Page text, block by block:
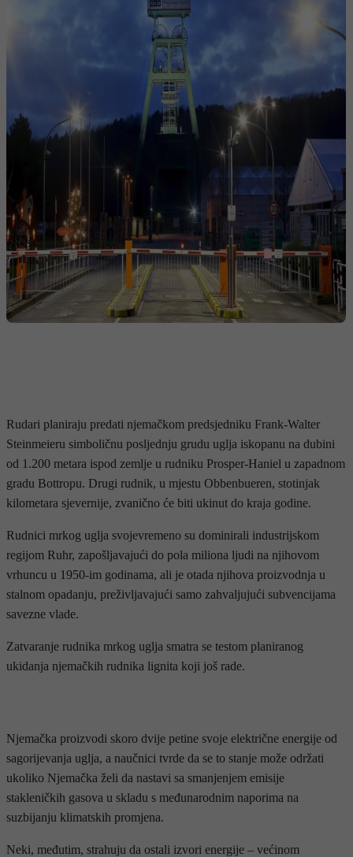
Rudari planiraju predati njemačkom predsjedniku Frank-Walter
Steinmeieru simboličnu posljednju grudu uglja iskopanu na dubini
od 1.200 metara ispod zemlje u rudniku Prosper-Haniel u zapadnom
gradu Bottropu. Drugi rudnik, u mjestu Obbenbueren, stotinjak
kilometara sjevernije, zvanično će biti ukinut do kraja godine.
Rudnici mrkog uglja svojevremeno su dominirali industrijskom
regijom Ruhr, zapošljavajući do pola miliona ljudi na njihovom
vrhuncu u 1950-im godinama, ali je otada njihova proizvodnja u
stalnom opadanju, preživljavajući samo zahvaljujući subvencijama
savezne vlade.
Zatvaranje rudnika mrkog uglja smatra se testom planiranog
ukidanja njemačkih rudnika lignita koji još rade.
Njemačka proizvodi skoro dvije petine svoje električne energije od
sagorijevanja uglja, a naučnici tvrde da se to stanje može održati
ukoliko Njemačka želi da nastavi sa smanjenjem emisije
stakleničkih gasova u skladu s međunarodnim naporima na
suzbijanju klimatskih promjena.
Neki, međutim, strahuju da ostali izvori energije – većinom